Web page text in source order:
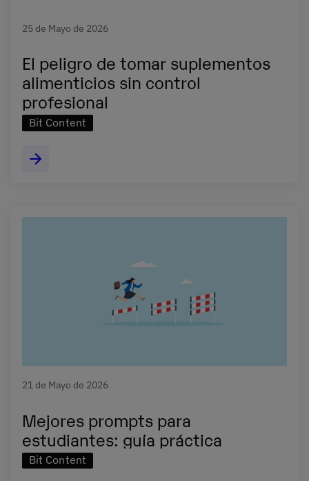
25 de Mayo de 2026
El peligro de tomar suplementos
alimenticios sin control
profesional
Bit Content
21 de Mayo de 2026
Mejores prompts para
estudiantes: guía práctica
Bit Content